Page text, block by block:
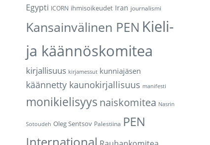
Egypti ICORN ihmisoikeudet Iran journalismi
Kansainvälinen PEN Kieli-
ja käännöskomitea
kirjallisuus kirjamessut kunniajäsen
käännetty kaunokirjallisuus manifesti
monikielisyys naiskomitea Nasrin
Sotoudeh Oleg Sentsov Palestiina PEN